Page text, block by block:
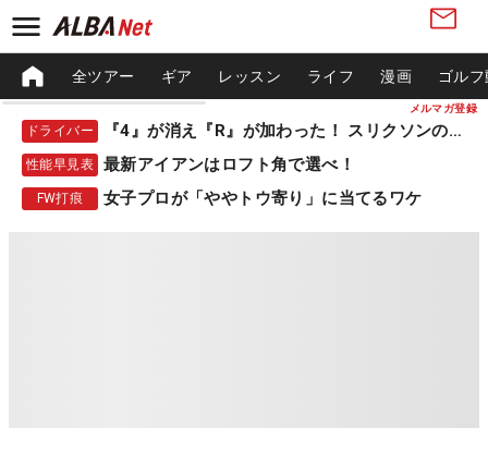
メルマガ登録
全ツアー ギア レッスン ライフ 漫画 ゴル
ドライバー 『4』が消え『R』が加わった！ スリクソンの新作
性能早見表 最新アイアンはロフト角で選べ！
FW打痕 女子プロが「ややトウ寄り」に当てるワケ